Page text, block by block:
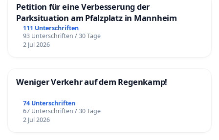
Petition für eine Verbesserung der
Parksituation am Pfalzplatz in Mannheim
111 Unterschriften
93 Unterschriften / 30 Tage
2 Jul 2026
Weniger Verkehr auf dem Regenkamp!
74 Unterschriften
67 Unterschriften / 30 Tage
2 Jul 2026